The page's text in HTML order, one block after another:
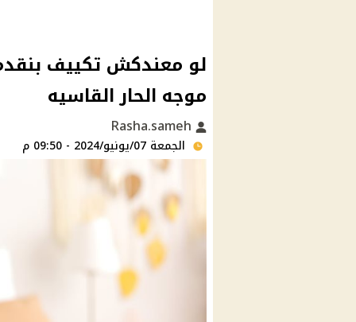
موجه الحار القاسيه
الجمعة 07/يونيو/2024 - 09:50 م